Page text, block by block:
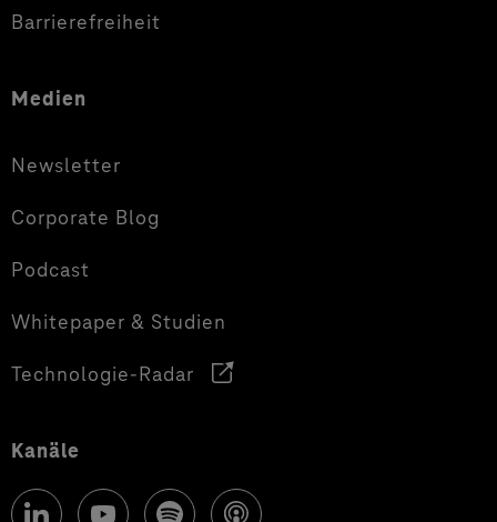
Barrierefreiheit
Medien
Newsletter
Corporate Blog
Podcast
Whitepaper & Studien
Technologie-Radar
Kanäle